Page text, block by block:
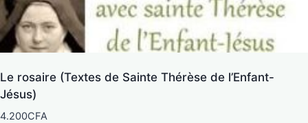
Le rosaire (Textes de Sainte Thérèse de l’Enfant-
Jésus)
4.200CFA